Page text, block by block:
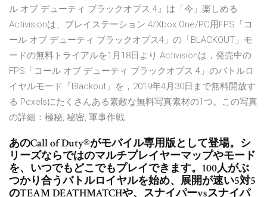
ル オブ デューティ ブラックオプス 4』は「今」楽しめる
Activisionは、プレイステーション 4/Xbox One/PC用FPS「コ
ール オブ デューティ ブラックオプス4」の「BLACKOUT」モ
ードの無料トライアルを1月18日より Activisionは，発売中の
FPS「コール オブ デューティ ブラックオプス 4」のバトルロ
イヤルモード「Blackout」を，2019年4月30日まで無料開放す
る Pexelsにたくさんある素敵な無料写真素材の1つ。この写真
の詳細：極秘, 秘密, 軍事作戦
あのCall of Duty®がモバイル専用版として登場。シ
リーズならではのマルチプレイヤーマップやモード
を、いつでもどこでもプレイできます。100人がぶ
つかり合うバトルロイヤルを始め、展開が速い5対5
のTEAM DEATHMATCHや、スナイパーvsスナイパ